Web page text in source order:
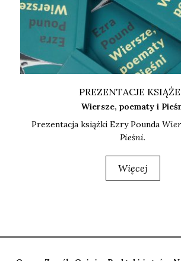
PREZENTACJE
Wiersze, poematy i
Pre­zen­ta­cja książ­ki Ezry Poun­da
Pie­śni.
Więcej